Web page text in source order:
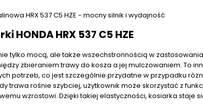
HRX 537 C5 HZE
tylko mocą, ale także wszechstronnością w
zbieraniem trawy do kosza a jej mulczowaniem. To
potrzeb, co jest szczególnie przydatne w przypadku
trawa rośnie szybciej, użytkownik może skorzystać z
wzrostowi. Dzięki takiej elastyczności, kosiarka staje